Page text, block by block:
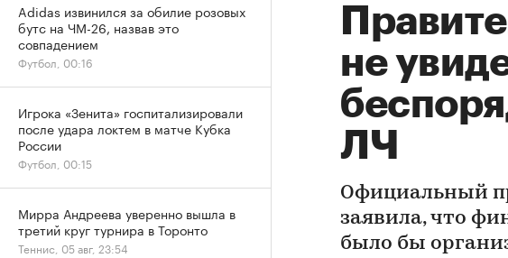
не
ЛЧ
Официальный
заявила, что
было бы
Adidas извинился за обилие розовых
бутс на ЧМ-26, назвав это
совпадением
Футбол, 00:16
Игрока «Зенита» госпитализировали
после удара локтем в матче Кубка
России
Футбол, 00:15
Мирра Андреева уверенно вышла в
третий круг турнира в Торонто
Теннис, 05 авг, 23:54